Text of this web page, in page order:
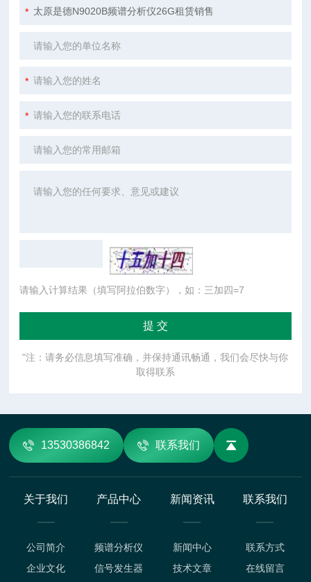
请输入计算结果（填写阿拉伯数字），如：三加四=7
"注：请务必信息填写准确，并保持通讯畅通，我们会尽快与你
取得联系
13530386842 联系我们
关于我们
公司简介
企业文化
产品中心
频谱分析仪
信号发生器
新闻资讯
新闻中心
技术文章
联系我们
联系方式
在线留言